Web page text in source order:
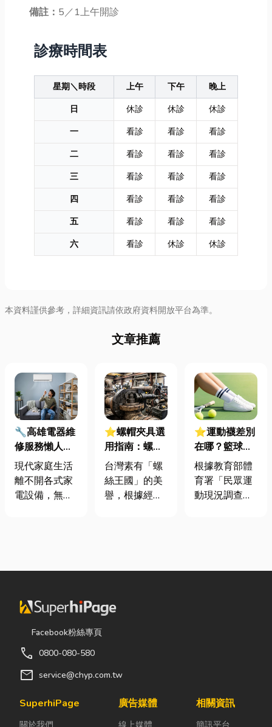
備註： 5／1上午開診
診療時間表
星期＼時段 上午 下午
晚上
日
休診 休診
休診
一
看診 看診
看診
二
看診 看診
看診
三
看診 看診
看診
四
看診 看診
看診
五
看診 看診
看診
六
看診 休診 休診
本資料謹供參考，詳細資訊請依政府資料開放平台為準。
文章推薦
🔧高雄電器維
修服務懶人包
｜冷氣、冰
箱、洗衣機專
業維修
現代家庭生活
離不開各式家
電設備，無論
還是每天幫助
衣機，一旦發
生故障，都可
能嚴重影響日
因此，選擇專
業的高雄電器
僅能快速排除
⭐螺帽夾具選
用指南：螺母
挾具頻繁耗
損？3大關鍵
提升扣件成型
台灣素有「螺
絲王國」的美
譽，根據經濟
額高達 42.1
731816）產
戶對扣件精度
日益嚴苛的趨
⭐運動襪差別
在哪？籃球、
慢跑、排球襪
挑選全攻略，
穿對了運動不
根據教育部體
育署「民眾運
動現況調查」
與各類球類運
抓一雙幾十元
Facebook粉絲專頁
call 0800-080-580
mail service@chyp.com.tw
SuperhiPage
關於我們
廣告媒體
線上媒體
相關資訊
簡訊平台